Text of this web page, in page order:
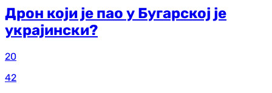
Дрон који је пао у Бугарској је
украјински?
20
42